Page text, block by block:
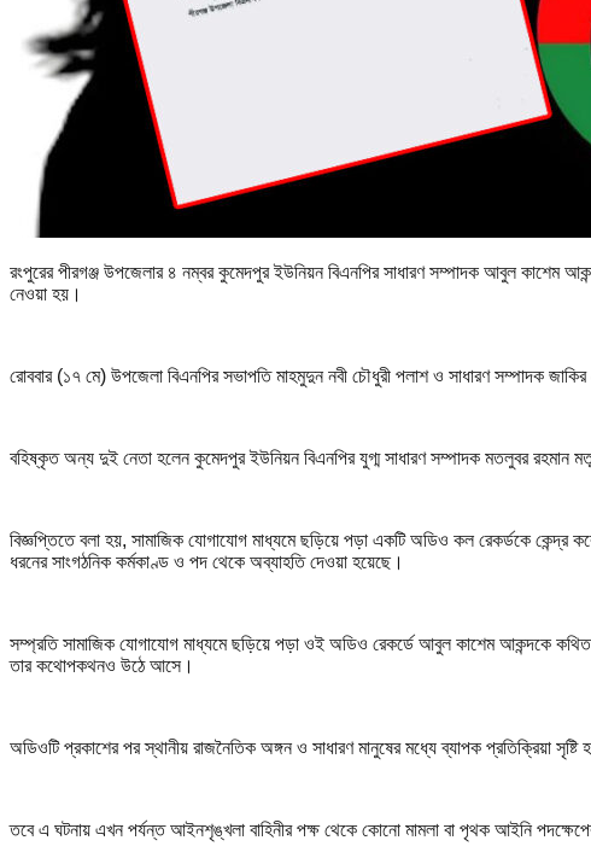
রংপুরের পীরগঞ্জ উপজেলার ৪ নম্বর কুমেদপুর ইউনিয়ন বিএনপির সাধারণ সম্পাদক আবুল কাশেম
নেওয়া হয়।
রোববার (১৭ মে) উপজেলা বিএনপির সভাপতি মাহমুদুন নবী চৌধুরী পলাশ ও সাধারণ সম্পাদক
বহিষ্কৃত অন্য দুই নেতা হলেন কুমেদপুর ইউনিয়ন বিএনপির যুগ্ম সাধারণ সম্পাদক মতলুবর রহমান
বিজ্ঞপ্তিতে বলা হয়, সামাজিক যোগাযোগ মাধ্যমে ছড়িয়ে পড়া একটি অডিও কল রেকর্ডকে কেন্দ্র
ধরনের সাংগঠনিক কর্মকাণ্ড ও পদ থেকে অব্যাহতি দেওয়া হয়েছে।
সম্প্রতি সামাজিক যোগাযোগ মাধ্যমে ছড়িয়ে পড়া ওই অডিও রেকর্ডে আবুল কাশেম আকন্দকে
তার কথোপকথনও উঠে আসে।
অডিওটি প্রকাশের পর স্থানীয় রাজনৈতিক অঙ্গন ও সাধারণ মানুষের মধ্যে ব্যাপক প্রতিক্রিয়া
তবে এ ঘটনায় এখন পর্যন্ত আইনশৃঙ্খলা বাহিনীর পক্ষ থেকে কোনো মামলা বা পৃথক আইনি